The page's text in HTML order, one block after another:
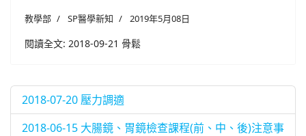
教學部 SP醫學新知 2019年5月08日
閱讀全文: 2018-09-21 骨鬆
2018-07-20 壓力調適
2018-06-15 大腸鏡、胃鏡檢查課程(前、中、後)注意事